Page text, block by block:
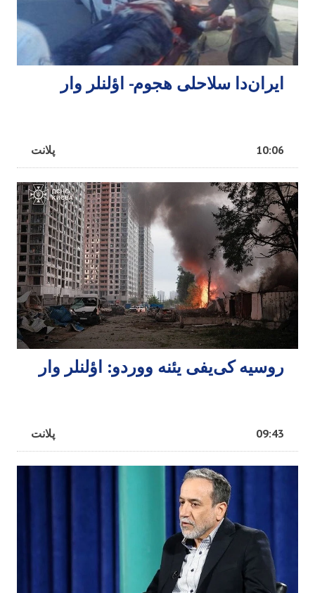
ایران‌دا سلاحلی هجوم- اؤلنلر وار
پلانت 10:06
روسیه کی‌یفی یئنه ووردو: اؤلنلر وار
پلانت 09:43